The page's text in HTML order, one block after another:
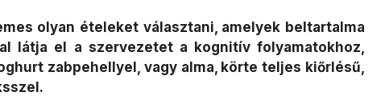
olyan ételeket választani, amelyek beltartalma
látja el a szervezetet a kognitív folyamatokhoz,
zabpehellyel, vagy alma, körte teljes kiőrlésű,